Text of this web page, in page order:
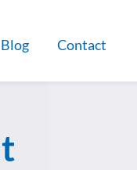
Blog Contact